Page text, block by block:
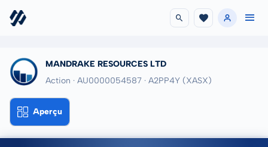
MANDRAKE RESOURCES LTD
Action · AU0000054587 · A2PP4Y (XASX)
Aperçu